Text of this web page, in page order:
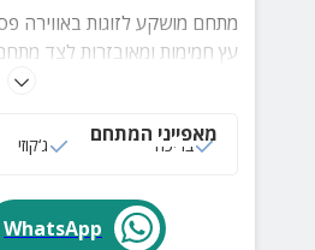
עץ חמימות ומאובזרות לצד
בריכה, ג'קוזי ספא חיצוני ופינות
מאפייני המתחם
בריכה ג‘קוזי
WhatsApp